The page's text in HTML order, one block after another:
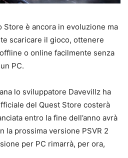
Store è ancora in evoluzione ma
scaricare il gioco, ottenere
o online facilmente senza
PC.
lo sviluppatore Davevillz ha
del Quest Store costerà
entro la fine dell’anno avrà
la prossima versione PSVR 2
per PC rimarrà, per ora,